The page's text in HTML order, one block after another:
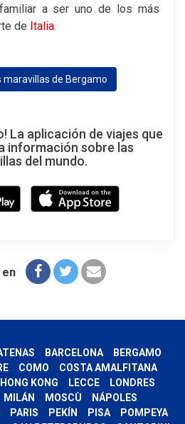
a ser uno de los más
de Italia.
maravillas de Bergamo
La aplicación de viajes que
información sobre las
del mundo.
BARCELONA
BERGAMO
COMO
COSTA AMALFITANA
HONG KONG LECCE
LONDRES
MILÁN MOSCÙ
NÁPOLES
PARIS PEKÍN PISA
POMPEYA